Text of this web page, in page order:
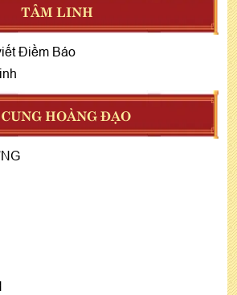
TÂM LINH
Điềm Báo
HOÀNG ĐẠO